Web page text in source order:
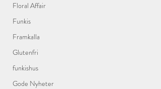
Floral Affair
Funkis
Framkalla
Glutenfri
funkishus
Gode Nyheter